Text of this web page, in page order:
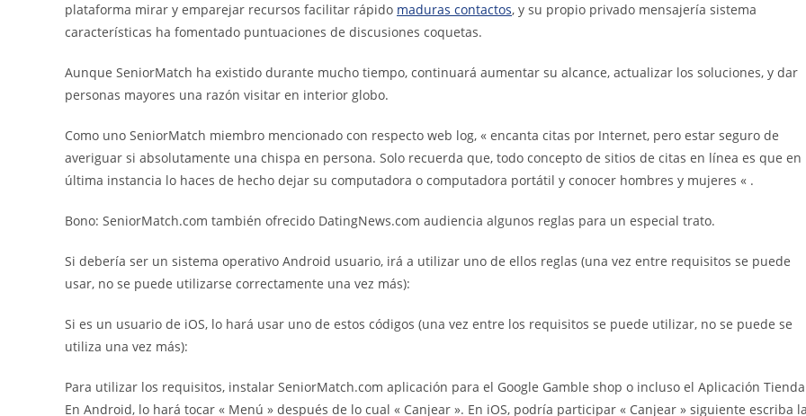
plataforma mirar y emparejar recursos facilitar rápido maduras contactos, y su propio privado mensajería sistema
características ha fomentado puntuaciones de discusiones coquetas.
Aunque SeniorMatch ha existido durante mucho tiempo, continuará aumentar su alcance, actualizar los soluciones, y dar
personas mayores una razón visitar en interior globo.
Como uno SeniorMatch miembro mencionado con respecto web log, « encanta citas por Internet, pero estar seguro de
averiguar si absolutamente una chispa en persona. Solo recuerda que, todo concepto de sitios de citas en línea es que en
última instancia lo haces de hecho dejar su computadora o computadora portátil y conocer hombres y mujeres « .
Bono: SeniorMatch.com también ofrecido DatingNews.com audiencia algunos reglas para un especial trato.
Si debería ser un sistema operativo Android usuario, irá a utilizar uno de ellos reglas (una vez entre requisitos se puede
usar, no se puede utilizarse correctamente una vez más):
Si es un usuario de iOS, lo hará usar uno de estos códigos (una vez entre los requisitos se puede utilizar, no se puede se
utiliza una vez más):
Para utilizar los requisitos, instalar SeniorMatch.com aplicación para el Google Gamble shop o incluso el Aplicación
En Android, lo hará tocar « Menú » después de lo cual « Canjear ». En iOS, podría participar « Canjear » siguiente escriba